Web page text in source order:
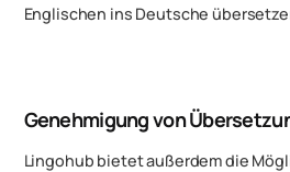
Englischen ins Deutsche
Genehmigung von
Lingohub bietet außerdem die